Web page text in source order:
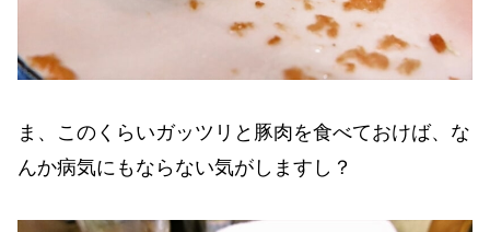
ま、このくらいガッツリと豚肉を食べておけば、な
んか病気にもならない気がしますし？